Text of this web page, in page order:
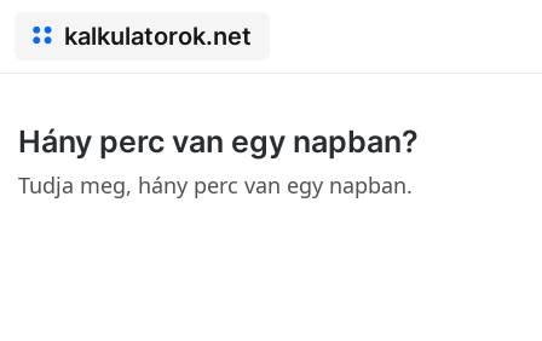
kalkulatorok.net
Hány perc van egy napban?
Tudja meg, hány perc van egy napban.